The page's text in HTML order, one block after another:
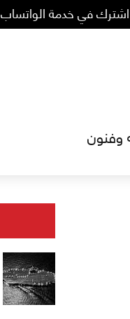
اشترك في خدمة الواتساب
وفنون